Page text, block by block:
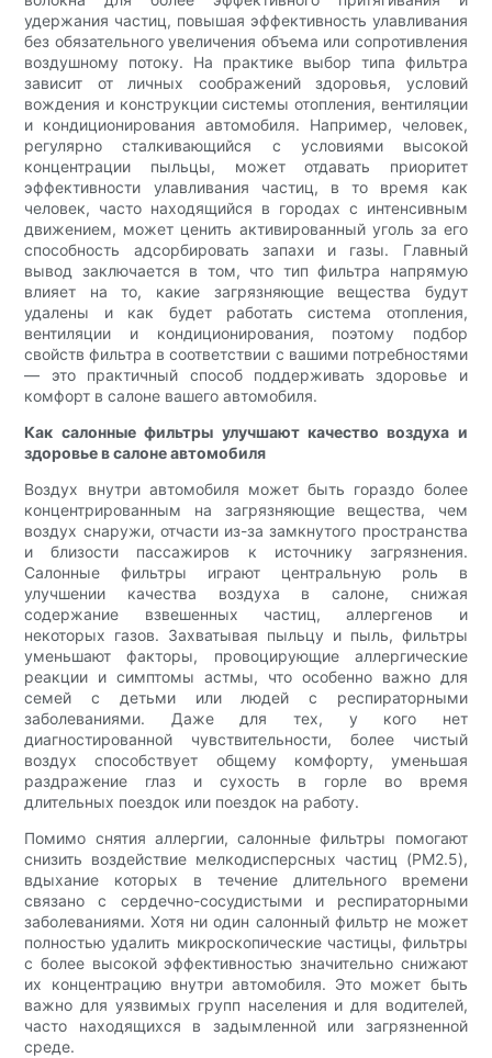
удержания частиц, повышая эффективность улавливания
без обязательного увеличения объема или сопротивления
воздушному потоку. На практике выбор типа фильтра
зависит от личных соображений здоровья, условий
вождения и конструкции системы отопления, вентиляции
и кондиционирования автомобиля. Например, человек,
регулярно сталкивающийся с условиями высокой
концентрации пыльцы, может отдавать приоритет
эффективности улавливания частиц, в то время как
человек, часто находящийся в городах с интенсивным
движением, может ценить активированный уголь за его
способность адсорбировать запахи и газы. Главный
вывод заключается в том, что тип фильтра напрямую
влияет на то, какие загрязняющие вещества будут
удалены и как будет работать система отопления,
вентиляции и кондиционирования, поэтому подбор
свойств фильтра в соответствии с вашими потребностями
— это практичный способ поддерживать здоровье и
комфорт в салоне вашего автомобиля.
Как салонные фильтры улучшают качество воздуха и
здоровье в салоне автомобиля
Воздух внутри автомобиля может быть гораздо более
концентрированным на загрязняющие вещества, чем
воздух снаружи, отчасти из-за замкнутого пространства
и близости пассажиров к источнику загрязнения.
Салонные фильтры играют центральную роль в
улучшении качества воздуха в салоне, снижая
содержание взвешенных частиц, аллергенов и
некоторых газов. Захватывая пыльцу и пыль, фильтры
уменьшают факторы, провоцирующие аллергические
реакции и симптомы астмы, что особенно важно для
семей с детьми или людей с респираторными
заболеваниями. Даже для тех, у кого нет
диагностированной чувствительности, более чистый
воздух способствует общему комфорту, уменьшая
раздражение глаз и сухость в горле во время
длительных поездок или поездок на работу.
Помимо снятия аллергии, салонные фильтры помогают
снизить воздействие мелкодисперсных частиц (PM2.5),
вдыхание которых в течение длительного времени
связано с сердечно-сосудистыми и респираторными
заболеваниями. Хотя ни один салонный фильтр не может
полностью удалить микроскопические частицы, фильтры
с более высокой эффективностью значительно снижают
их концентрацию внутри автомобиля. Это может быть
важно для уязвимых групп населения и для водителей,
часто находящихся в задымленной или загрязненной
среде.